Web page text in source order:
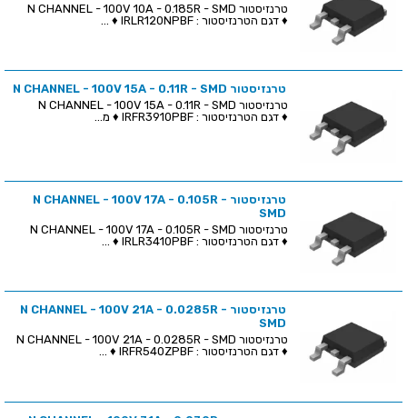
♦ דגם הטרנזיסטור : IRLR120NPBF ♦ ...
טרנזיסטור N CHANNEL - 100V 15A - 0.11R - SMD
♦ דגם הטרנזיסטור : IRFR3910PBF ♦ מ...
טרנזיסטור N CHANNEL - 100V 17A - 0.105R -
SMD
♦ דגם הטרנזיסטור : IRLR3410PBF ♦ ...
טרנזיסטור N CHANNEL - 100V 21A - 0.0285R -
SMD
♦ דגם הטרנזיסטור : IRFR540ZPBF ♦ ...